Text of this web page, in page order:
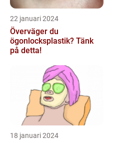
22 januari 2024
Överväger du
ögonlocksplastik? Tänk
på detta!
18 januari 2024